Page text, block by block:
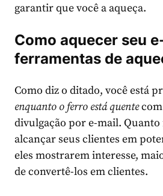
garantir que você a aqueça.
Como aquecer seu
ferramentas de
Como diz o ditado, você está
enquanto o ferro está quentecom
divulgação por e-mail.
alcançar seus clientes em
eles mostrarem interesse,
de convertê-los em clientes.